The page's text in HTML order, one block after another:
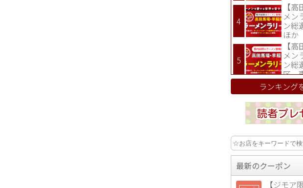
【
メン
ン総
ほか
【
メン
ン総
区、
ランキング
最新のクーポン
【ジモ